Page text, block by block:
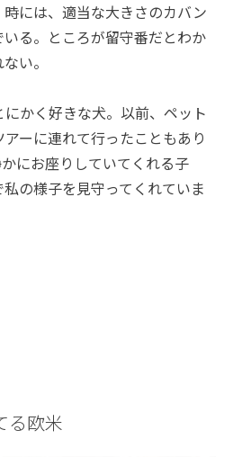
には、適当な大きさのカバン
る。ところが留守番だとわか
い。
にかく好きな犬。以前、ペット
ーに連れて行ったこともあり
にお座りしていてくれる子
の様子を見守ってくれていま
る欧米